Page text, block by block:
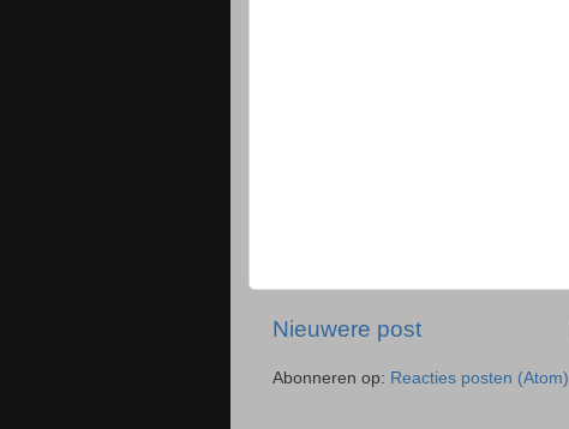
Nieuwere post
Abonneren op: Reacties posten (Atom)